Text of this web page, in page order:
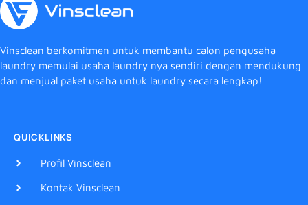
Vinsclean berkomitmen untuk membantu calon pengusaha
laundry memulai usaha laundry nya sendiri dengan mendukung
dan menjual paket usaha untuk laundry secara lengkap!
QUICKLINKS
Profil Vinsclean
Kontak Vinsclean